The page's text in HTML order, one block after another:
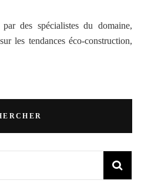
des spécialistes du domaine,
les tendances éco-construction,